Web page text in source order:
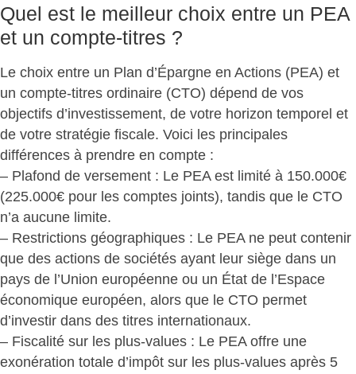
Quel est le meilleur choix entre un PEA
et un compte-titres ?
Le choix entre un Plan d’Épargne en Actions (PEA) et
un compte-titres ordinaire (CTO) dépend de vos
objectifs d’investissement, de votre horizon temporel et
de votre stratégie fiscale. Voici les principales
différences à prendre en compte :
– Plafond de versement : Le PEA est limité à 150.000€
(225.000€ pour les comptes joints), tandis que le CTO
n’a aucune limite.
– Restrictions géographiques : Le PEA ne peut contenir
que des actions de sociétés ayant leur siège dans un
pays de l’Union européenne ou un État de l’Espace
économique européen, alors que le CTO permet
d’investir dans des titres internationaux.
– Fiscalité sur les plus-values : Le PEA offre une
exonération totale d’impôt sur les plus-values après 5